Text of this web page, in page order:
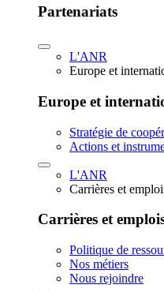
Partenariats
L'ANR
Europe et
Europe et
Stratégie de
Actions et
L'ANR
Carrières et
Carrières et
Politique de
Nos métiers
Nous rejoindre